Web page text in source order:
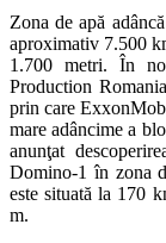
Zona de apă
aproximativ 7.500
1.700 metri. În
Production
prin care
mare adâncime a
anunţat
Domino-1 în zona
este situată la 170
m.